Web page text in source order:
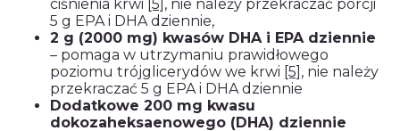
ciśnienia krwi [5] , nie należy przekraczać porcji
5 g EPA i DHA dziennie,
2 g (2000 mg) kwasów DHA i EPA dziennie
– pomaga w utrzymaniu prawidłowego
poziomu trójglicerydów we krwi [5] , nie należy
przekraczać 5 g EPA i DHA dziennie
Dodatkowe 200 mg kwasu
dokozaheksaenowego (DHA) dziennie